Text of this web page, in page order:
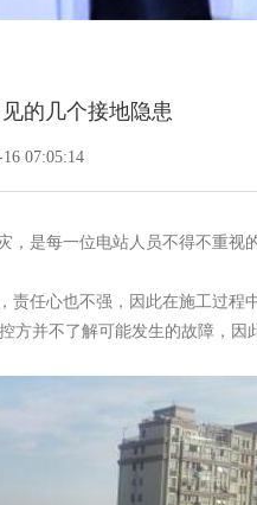
的几个接地隐患
07:05:14
是每一位电站人员不得不重视
任心也不强，因此在施工过
并不了解可能发生的故障，